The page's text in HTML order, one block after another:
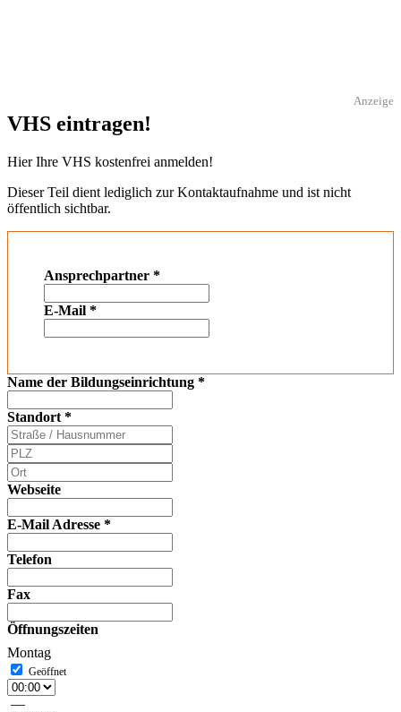
Anzeige
VHS eintragen!
Hier Ihre VHS kostenfrei anmelden!
Dieser Teil dient lediglich zur Kontaktaufnahme und ist nicht
öffentlich sichtbar.
Ansprechpartner *
E-Mail *
Name der Bildungseinrichtung *
Standort *
Webseite
E-Mail Adresse *
Telefon
Fax
Öffnungszeiten
Montag
—